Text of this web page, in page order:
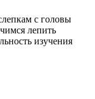
с головы
лепить
изучения